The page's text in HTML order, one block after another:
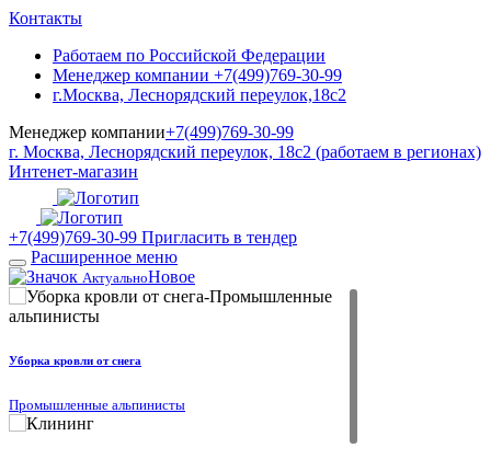
Контакты
Работаем по Российской Федерации
Менеджер компании +7(499)769-30-99
г.Москва, Леснорядский переулок,18с2
Менеджер компании+7(499)769-30-99
г. Москва, Леснорядский переулок, 18с2 (работаем в регионах)
Интенет-магазин
+7(499)769-30-99 Пригласить в тендер
Расширенное меню
АктуальноНовое
Уборка кровли от снега
Промышленные альпинисты